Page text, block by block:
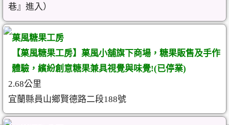
巷』進入）
菓風糖果工房
【菓風糖果工房】菓風小舖旗下商場，糖果販售及手作
體驗，繽紛創意糖果兼具視覺與味覺!(已停業)
2.68公里
宜蘭縣員山鄉賢德路二段188號